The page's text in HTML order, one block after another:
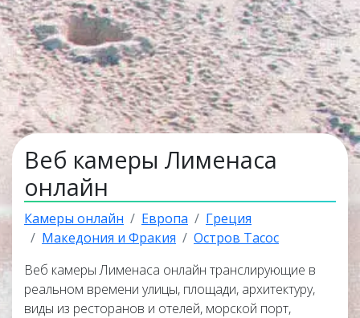
Веб камеры Лименаса
онлайн
Камеры онлайн Европа
Греция
Македония и Фракия
Остров Тасос
Веб камеры Лименаса онлайн транслирующие в
реальном времени улицы, площади, архитектуру,
виды из ресторанов и отелей, морской порт,